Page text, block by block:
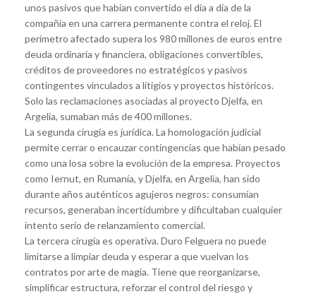
unos pasivos que habían convertido el día a día de la
compañía en una carrera permanente contra el reloj. El
perímetro afectado supera los 980 millones de euros entre
deuda ordinaria y financiera, obligaciones convertibles,
créditos de proveedores no estratégicos y pasivos
contingentes vinculados a litigios y proyectos históricos.
Solo las reclamaciones asociadas al proyecto Djelfa, en
Argelia, sumaban más de 400 millones.
La segunda cirugía es jurídica. La homologación judicial
permite cerrar o encauzar contingencias que habían pesado
como una losa sobre la evolución de la empresa. Proyectos
como Iernut, en Rumanía, y Djelfa, en Argelia, han sido
durante años auténticos agujeros negros: consumían
recursos, generaban incertidumbre y dificultaban cualquier
intento serio de relanzamiento comercial.
La tercera cirugía es operativa. Duro Felguera no puede
limitarse a limpiar deuda y esperar a que vuelvan los
contratos por arte de magia. Tiene que reorganizarse,
simplificar estructura, reforzar el control del riesgo y